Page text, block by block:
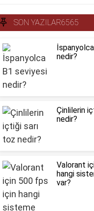
SON YAZILAR6565
nedir?
Çinlilerin
nedir?
Valorant
hangi
var?